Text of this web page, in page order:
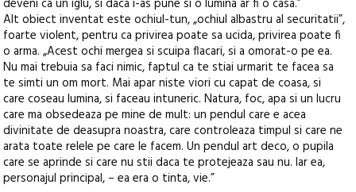
deveni ca un iglu, si daca i-as pune si o lumina ar fi o casa.”
Alt obiect inventat este ochiul-tun, „ochiul albastru al securitatii”,
foarte violent, pentru ca privirea poate sa ucida, privirea poate fi
o arma. „Acest ochi mergea si scuipa flacari, si a omorat-o pe ea.
Nu mai trebuia sa faci nimic, faptul ca te stiai urmarit te facea sa
te simti un om mort. Mai apar niste viori cu capat de coasa, si
care coseau lumina, si faceau intuneric. Natura, foc, apa si un lucru
care ma obsedeaza pe mine de mult: un pendul care e acea
divinitate de deasupra noastra, care controleaza timpul si care ne
arata toate relele pe care le facem. Un pendul art deco, o pupila
care se aprinde si care nu stii daca te protejeaza sau nu. Iar ea,
personajul principal, – ea era o tinta, vie.”